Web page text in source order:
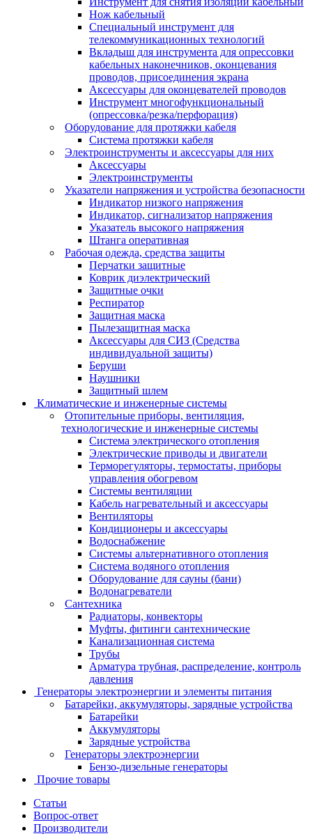
Нож кабельный
Специальный инструмент для
телекоммуникационных технологий
Вкладыш для инструмента для опрессовки
кабельных наконечников, оконцевания
проводов, присоединения экрана
Аксессуары для оконцевателей проводов
Инструмент многофункциональный
(опрессовка/резка/перфорация)
Оборудование для протяжки кабеля
Система протяжки кабеля
Электроинструменты и аксессуары для них
Аксессуары
Электроинструменты
Указатели напряжения и устройства безопасности
Индикатор низкого напряжения
Индикатор, сигнализатор напряжения
Указатель высокого напряжения
Штанга оперативная
Рабочая одежда, средства защиты
Перчатки защитные
Коврик диэлектрический
Защитные очки
Респиратор
Защитная маска
Пылезащитная маска
Аксессуары для СИЗ (Средства
индивидуальной защиты)
Беруши
Наушники
Защитный шлем
Климатические и инженерные системы
Отопительные приборы, вентиляция,
технологические и инженерные системы
Система электрического отопления
Электрические приводы и двигатели
Терморегуляторы, термостаты, приборы
управления обогревом
Системы вентиляции
Кабель нагревательный и аксессуары
Вентиляторы
Кондиционеры и аксессуары
Водоснабжение
Системы альтернативного отопления
Система водяного отопления
Оборудование для сауны (бани)
Водонагреватели
Сантехника
Радиаторы, конвекторы
Муфты, фитинги сантехнические
Канализационная система
Трубы
Арматура трубная, распределение, контроль
давления
Генераторы электроэнергии и элементы питания
Батарейки, аккумуляторы, зарядные устройства
Батарейки
Аккумуляторы
Зарядные устройства
Генераторы электроэнергии
Бензо-дизельные генераторы
Прочие товары
Статьи
Вопрос-ответ
Производители